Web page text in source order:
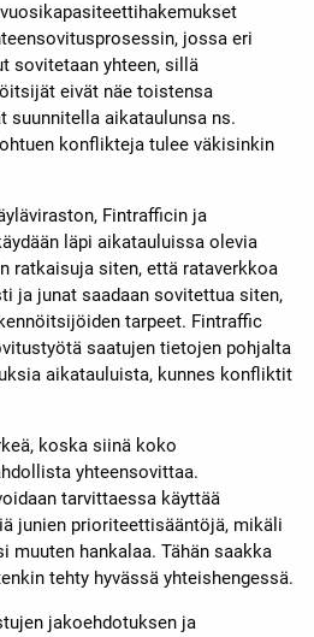
jossa eri
sovitetaan yhteen, sillä
eivät näe toistensa
suunnitella aikataulunsa ns.
konflikteja tulee väkisinkin
Fintrafficin ja
läpi aikatauluissa olevia
ratkaisuja siten, että rataverkkoa
ja junat saadaan sovitettua siten,
tarpeet. Fintraffic
saatujen tietojen pohjalta
aikatauluista, kunnes konfliktit
koska siinä koko
yhteensovittaa.
tarvittaessa käyttää
junien prioriteettisääntöjä, mikäli
muuten hankalaa. Tähän saakka
tehty hyvässä yhteishengessä.
jakoehdotuksen ja